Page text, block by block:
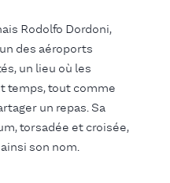
Rodolfo Dordoni,
des aéroports
un lieu où les
temps, tout comme
un repas. Sa
torsadée et croisée,
son nom.